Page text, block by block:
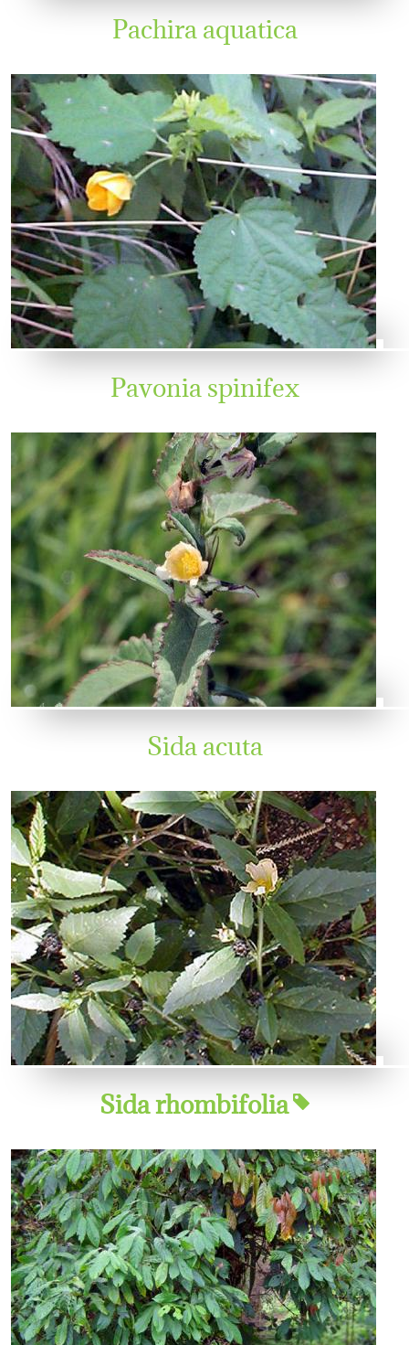
Pachira aquatica
Pavonia spinifex
Sida acuta
Sida rhombifolia